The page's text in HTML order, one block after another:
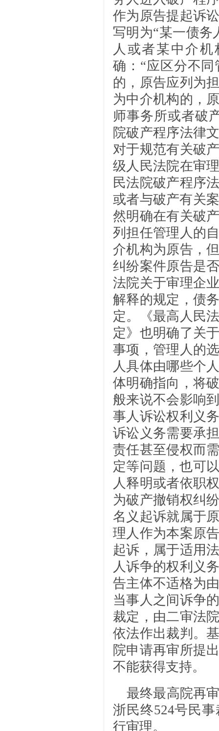
作为原告提起诉
写明为“某一债务
人或者某中介
确：“应区分不
的，原告应列为
为中介机构的，
师事务所或者破
院破产程序法律
对于规范有关破
级人民法院在审
民法院破产程序
或者与破产有关
然明确在有关破
列担任管理人的
介机构为原告，
纠纷案件原告是
法院关于审理企
解释的规定，债
定。《最高人民
定》也明确了关
事项，管理人的
人具体由哪些个
体明确指向，将
般来说不会影响
事人诉讼权利义
诉讼义务需要承
责任甚至侵权而
定等问题，也可
人释明或者依职
为破产撤销权纠
名义起诉就属于
理人作为本案原
起诉，属于适用
人诉争的权利义
告主体不适格为
当事人之间诉争
裁定，由二审法
依法作出裁判。
院申请再审所提
不能获得支持。
最终最高院再
浙民终524号民
行审理。